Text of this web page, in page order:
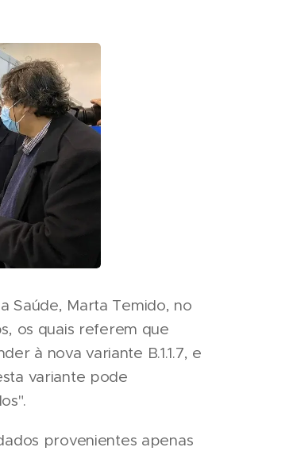
Saúde, Marta Temido, no
os quais referem que
à nova variante B.1.1.7, e
variante pode
provenientes apenas